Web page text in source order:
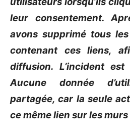
leur consentement.
avons supprimé tous
contenant ces liens,
diffusion. L’incident est
Aucune donnée
partagée, car la seule
ce même lien sur les